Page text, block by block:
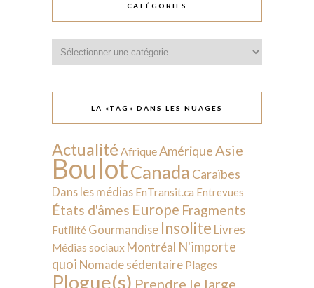
CATÉGORIES
LA «TAG» DANS LES NUAGES
Actualité AfriqueAmérique Asie
BoulotCanada Caraïbes
Dans les médias EnTransit.ca Entrevues
États d'âmes Europe Fragments
Futilité Gourmandise Insolite Livres
Médias sociaux Montréal N'importe
quoi Nomade sédentaire Plages
Plogue(s) Prendre le large